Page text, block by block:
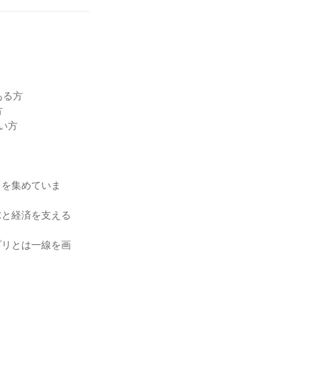
る方
方
集めていま
経済を支える
とは一線を画